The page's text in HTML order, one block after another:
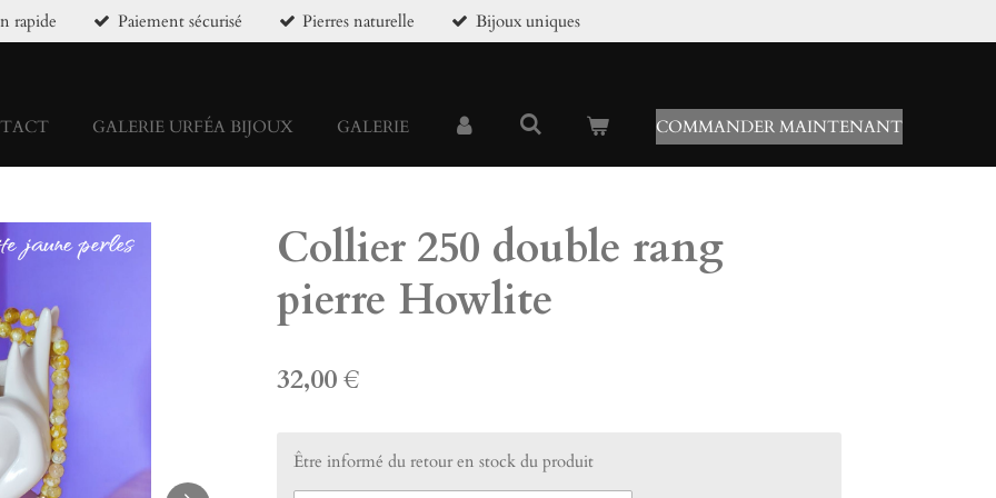
rapide Paiement sécurisé Pierres naturelle Bijoux uniques
GALERIE URFÉA BIJOUX GALERIE COMMANDER MAINTENANT
Collier 250 double rang
pierre Howlite
32,00 €
Être informé du retour en stock du produit